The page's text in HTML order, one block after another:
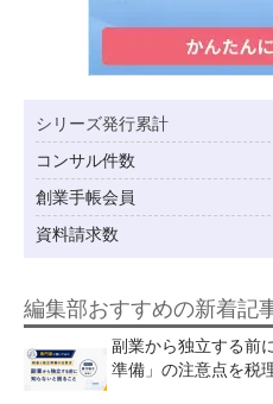
シリーズ発行累計
コンサル件数
創業手帳会員
資料請求数
編集部おすすめの新着記
副業から独立する前
準備」の注意点を税